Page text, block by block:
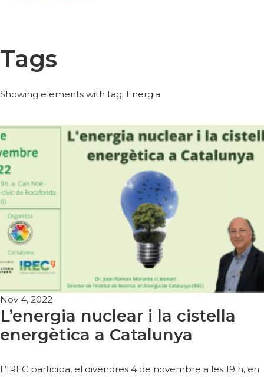
Tags
Showing elements with tag: Energia
Nov 4, 2022
L’energia nuclear i la cistella
energètica a Catalunya
L’IREC participa, el divendres 4 de novembre a les 19 h, en